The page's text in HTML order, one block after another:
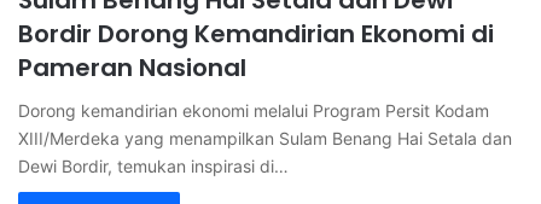
Bordir Dorong Kemandirian Ekonomi di
Pameran Nasional
Dorong kemandirian ekonomi melalui Program Persit Kodam
XIII/Merdeka yang menampilkan Sulam Benang Hai Setala dan
Dewi Bordir, temukan inspirasi di…